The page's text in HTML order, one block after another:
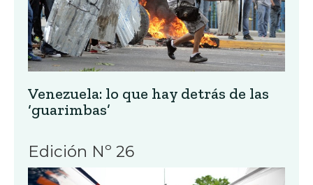
Venezuela: lo que hay detrás de las
‘guarimbas’
Edición Nº 26